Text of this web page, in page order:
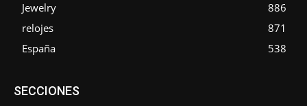
Jewelry
886
relojes
871
España
538
SECCIONESAsociaciones
Entrevistas